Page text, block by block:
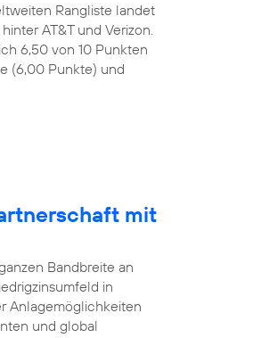
Rangliste landet
AT&T und Verizon.
6,50 von 10 Punkten
(6,00 Punkte) und
mit
Bandbreite an
in
Anlagemöglichkeiten
und global